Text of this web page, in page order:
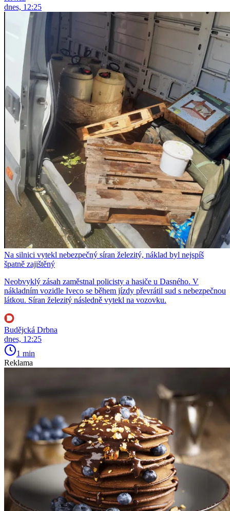
dnes, 12:25
Na silnici vytekl nebezpečný síran železitý, náklad byl nejspíš
špatně zajištěný
Neobvyklý zásah zaměstnal policisty a hasiče u Dasného. V
nákladním vozidle Iveco se během jízdy převrátil sud s nebezpečnou
látkou. Síran železitý následně vytekl na vozovku.
Budějcká Drbna
dnes, 12:25
1 min
Reklama